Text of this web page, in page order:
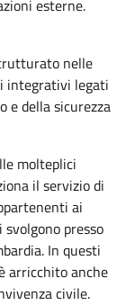
esterne.
nelle
integrativi legati
e della sicurezza
molteplici
il servizio di
ai
presso
In questi
arricchito anche
civile.